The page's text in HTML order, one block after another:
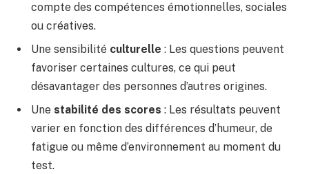
compte des compétences émotionnelles, sociales
ou créatives.
Une sensibilité culturelle : Les questions peuvent
favoriser certaines cultures, ce qui peut
désavantager des personnes d’autres origines.
Une stabilité des scores : Les résultats peuvent
varier en fonction des différences d’humeur, de
fatigue ou même d’environnement au moment du
test.